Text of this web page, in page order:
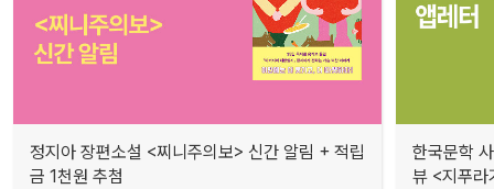
정지아 장편소설 <찌니주의보> 신간 알림 + 적립
금 1천원 추첨
한국문학
뷰 <지푸라